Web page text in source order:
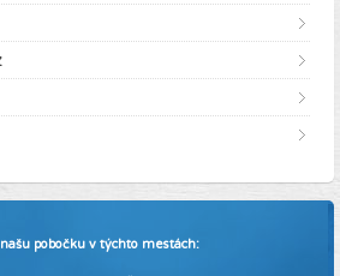
pobočku v týchto mestách: